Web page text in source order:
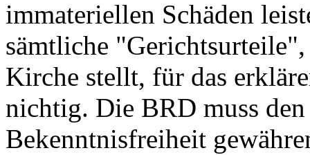
immateriellen Schäden
sämtliche
Kirche stellt, für das
nichtig. Die BRD muss
Bekenntnisfreiheit